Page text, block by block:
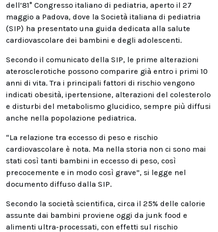
dell’81° Congresso italiano di pediatria, aperto il 27
maggio a Padova, dove la Società italiana di pediatria
(SIP) ha presentato una guida dedicata alla salute
cardiovascolare dei bambini e degli adolescenti.
Secondo il comunicato della SIP, le prime alterazioni
aterosclerotiche possono comparire già entro i primi 10
anni di vita. Tra i principali fattori di rischio vengono
indicati obesità, ipertensione, alterazioni del colesterolo
e disturbi del metabolismo glucidico, sempre più diffusi
anche nella popolazione pediatrica.
“La relazione tra eccesso di peso e rischio
cardiovascolare è nota. Ma nella storia non ci sono mai
stati così tanti bambini in eccesso di peso, così
precocemente e in modo così grave”, si legge nel
documento diffuso dalla SIP.
Secondo la società scientifica, circa il 25% delle calorie
assunte dai bambini proviene oggi da junk food e
alimenti ultra-processati, con effetti sul rischio